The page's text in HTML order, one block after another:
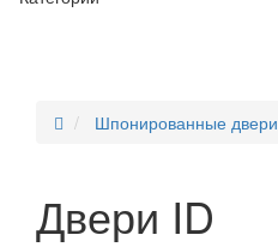
Шпонированные двери
Двери ID